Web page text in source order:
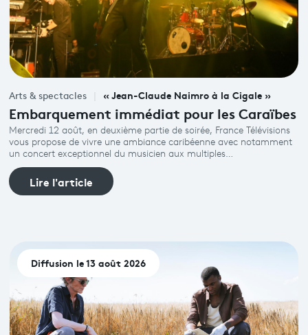
Arts & spectacles « Jean-Claude Naimro à la Cigale »
Embarquement immédiat pour les Caraïbes
Mercredi 12 août, en deuxième partie de soirée, France Télévisions
vous propose de vivre une ambiance caribéenne avec notamment
un concert exceptionnel du musicien aux multiples…
Lire l'article
Diffusion le 13 août 2026